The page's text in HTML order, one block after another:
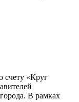
счету «Круг
В рамках